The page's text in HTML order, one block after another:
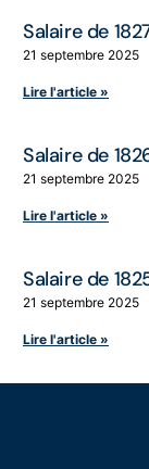
Salaire de
21 septembre 2025
Lire l'article »
Salaire de
21 septembre 2025
Lire l'article »
Salaire de
21 septembre 2025
Lire l'article »